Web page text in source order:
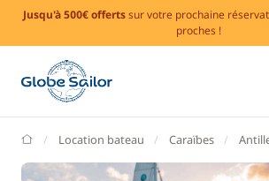
Jusqu'à 500€ offertssur votre prochaine
proches !
GlobeSailor
Location bateau Caraïbes